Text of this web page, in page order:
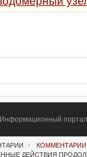
ДЕЙСТВИЯ